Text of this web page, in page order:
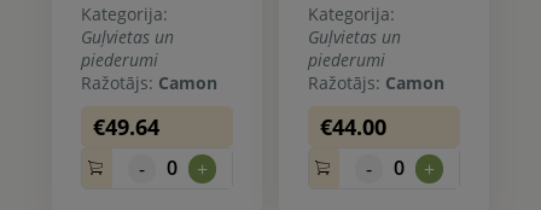
Kategorija:
Guļvietas un
piederumi
Ražotājs: Camon
€49.64
- 0 +
Kategorija:
Guļvietas un
piederumi
Ražotājs: Camon
€44.00
- 0 +